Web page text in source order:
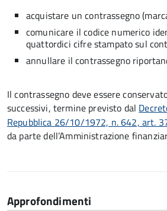
acquistare un contrassegno
comunicare il codice numerico
quattordici cifre stampato sul
annullare il contrassegno
Il contrassegno deve essere
successivi, termine previsto dal
Repubblica 26/10/1972, n. 642, art.
da parte dell’Amministrazione
Approfondimenti